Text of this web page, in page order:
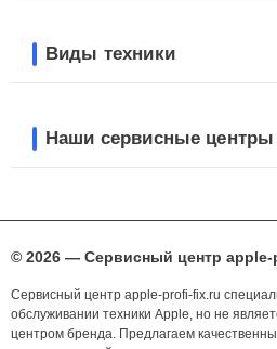
Виды техники
Наши сервисные центры
© 2026 — Сервисный центр
Сервисный центр apple-profi-fix.ru
обслуживании техники Apple, но не
центром бренда. Предлагаем